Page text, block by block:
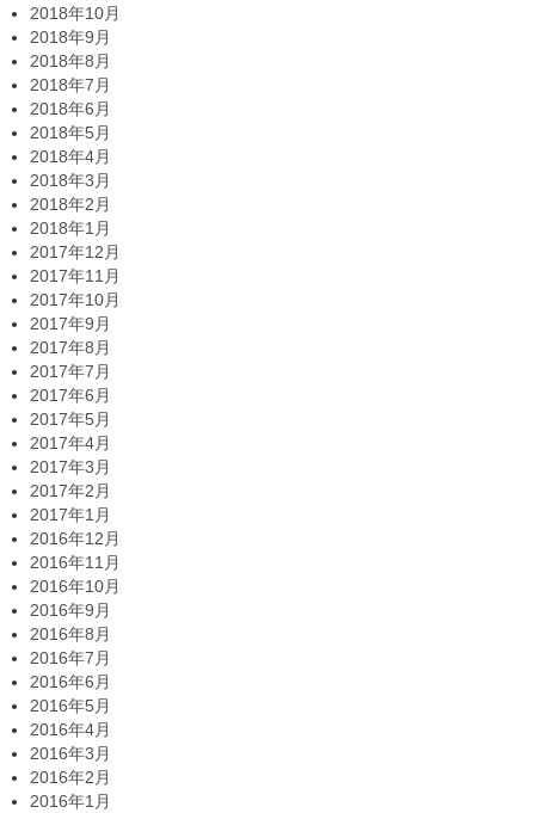
2018年10月
2018年9月
2018年8月
2018年7月
2018年6月
2018年5月
2018年4月
2018年3月
2018年2月
2018年1月
2017年12月
2017年11月
2017年10月
2017年9月
2017年8月
2017年7月
2017年6月
2017年5月
2017年4月
2017年3月
2017年2月
2017年1月
2016年12月
2016年11月
2016年10月
2016年9月
2016年8月
2016年7月
2016年6月
2016年5月
2016年4月
2016年3月
2016年2月
2016年1月